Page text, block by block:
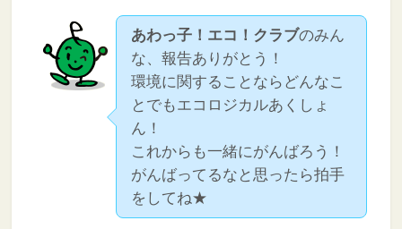
あわっ子！エコ！クラブのみん
な、報告ありがとう！
環境に関することならどんなこ
とでもエコロジカルあくしょ
ん！
これからも一緒にがんばろう！
がんばってるなと思ったら拍手
をしてね★